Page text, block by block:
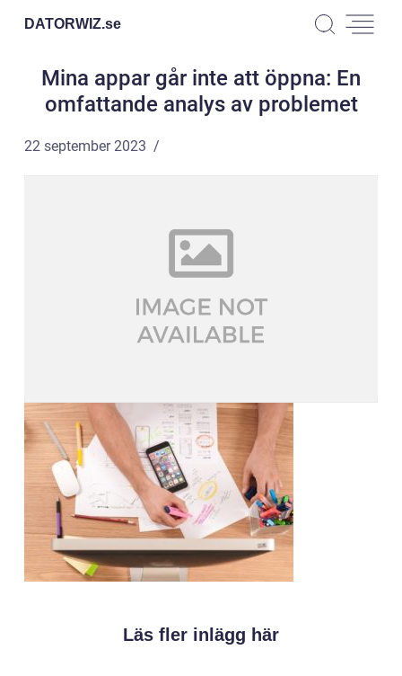
DATORWIZ.se
Mina appar går inte att öppna: En
omfattande analys av problemet
22 september 2023
Läs fler inlägg här